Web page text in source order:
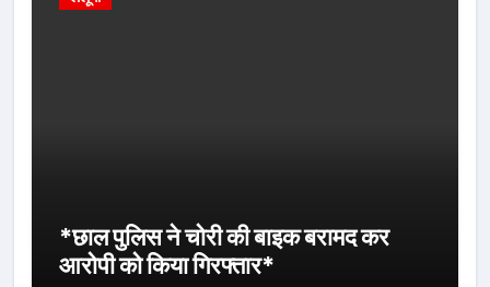
*छाल पुलिस ने चोरी की बाइक बरामद कर
आरोपी को किया गिरफ्तार*